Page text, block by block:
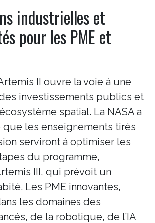
industrielles et
pour les PME et
II ouvre la voie à une
investissements publics et
spatial. La NASA a
que les enseignements tirés
serviront à optimiser les
du programme,
III, qui prévoit un
Les PME innovantes,
les domaines des
de la robotique, de l’IA